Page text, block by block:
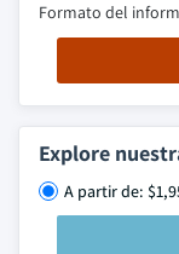
Formato del
Explore
A partir de: